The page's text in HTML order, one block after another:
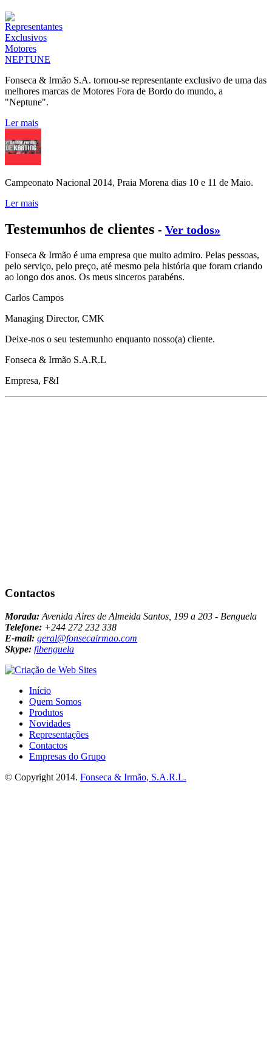
Fonseca & Irmão S.A. tornou-se representante exclusivo de uma das
melhores marcas de Motores Fora de Bordo do mundo, a
"Neptune".
Ler mais
Campeonato Nacional 2014, Praia Morena dias 10 e 11 de Maio.
Ler mais
Testemunhos de clientes - Ver todos»
Fonseca & Irmão é uma empresa que muito admiro. Pelas pessoas,
pelo serviço, pelo preço, até mesmo pela história que foram criando
ao longo dos anos. Os meus sinceros parabéns.
Carlos Campos
Managing Director, CMK
Deixe-nos o seu testemunho enquanto nosso(a) cliente.
Fonseca & Irmão S.A.R.L
Empresa, F&I
Contactos
Morada: Avenida Aires de Almeida Santos, 199 a 203 - Benguela
Telefone: +244 272 232 338
E-mail: geral@fonsecairmao.com
Skype: fibenguela
Início
Quem Somos
Produtos
Novidades
Representações
Contactos
Empresas do Grupo
© Copyright 2014. Fonseca & Irmão, S.A.R.L.